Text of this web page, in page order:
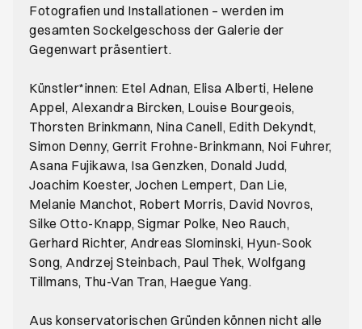
Fotografien und Installationen – werden im
gesamten Sockelgeschoss der Galerie der
Gegenwart präsentiert.
Künstler*innen: Etel Adnan, Elisa Alberti, Helene
Appel, Alexandra Bircken, Louise Bourgeois,
Thorsten Brinkmann, Nina Canell, Edith Dekyndt,
Simon Denny, Gerrit Frohne-Brinkmann, Noi Fuhrer,
Asana Fujikawa, Isa Genzken, Donald Judd,
Joachim Koester, Jochen Lempert, Dan Lie,
Melanie Manchot, Robert Morris, David Novros,
Silke Otto-Knapp, Sigmar Polke, Neo Rauch,
Gerhard Richter, Andreas Slominski, Hyun-Sook
Song, Andrzej Steinbach, Paul Thek, Wolfgang
Tillmans, Thu-Van Tran, Haegue Yang.
Aus konservatorischen Gründen können nicht alle